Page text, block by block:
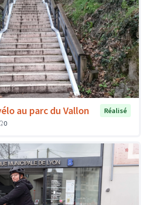
au parc du Vallon
Réalisé
0